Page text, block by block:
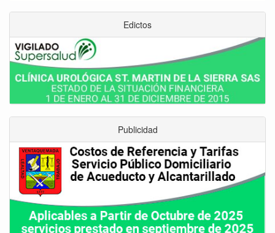
Edictos
Publicidad